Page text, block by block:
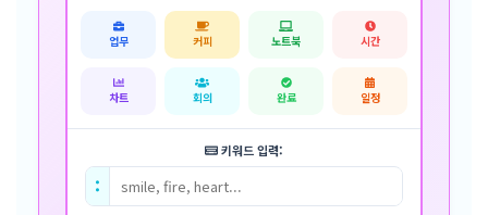
업무 커피 노트북 시간
차트 회의 완료 일정
키워드 입력:
: